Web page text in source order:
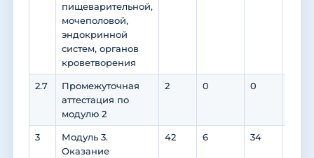
пищеварительной,
мочеполовой,
эндокринной
систем, органов
кроветворения
2.7
Промежуточная
аттестация по
модулю 2
2 0 0
3
Модуль 3.
Оказание
42 6 34